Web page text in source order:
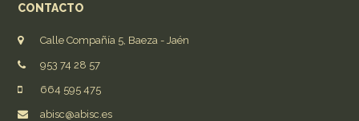
CONTACTO
Calle Compañía 5, Baeza - Jaén
953 74 28 57
664 595 475
abisc@abisc.es